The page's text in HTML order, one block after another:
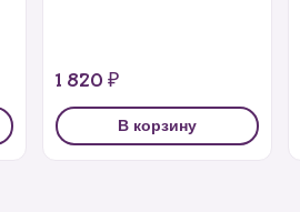
1 820 ₽
В корзину